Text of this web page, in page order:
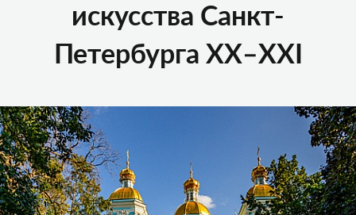
искусства Санкт-
Петербурга XX–XXI